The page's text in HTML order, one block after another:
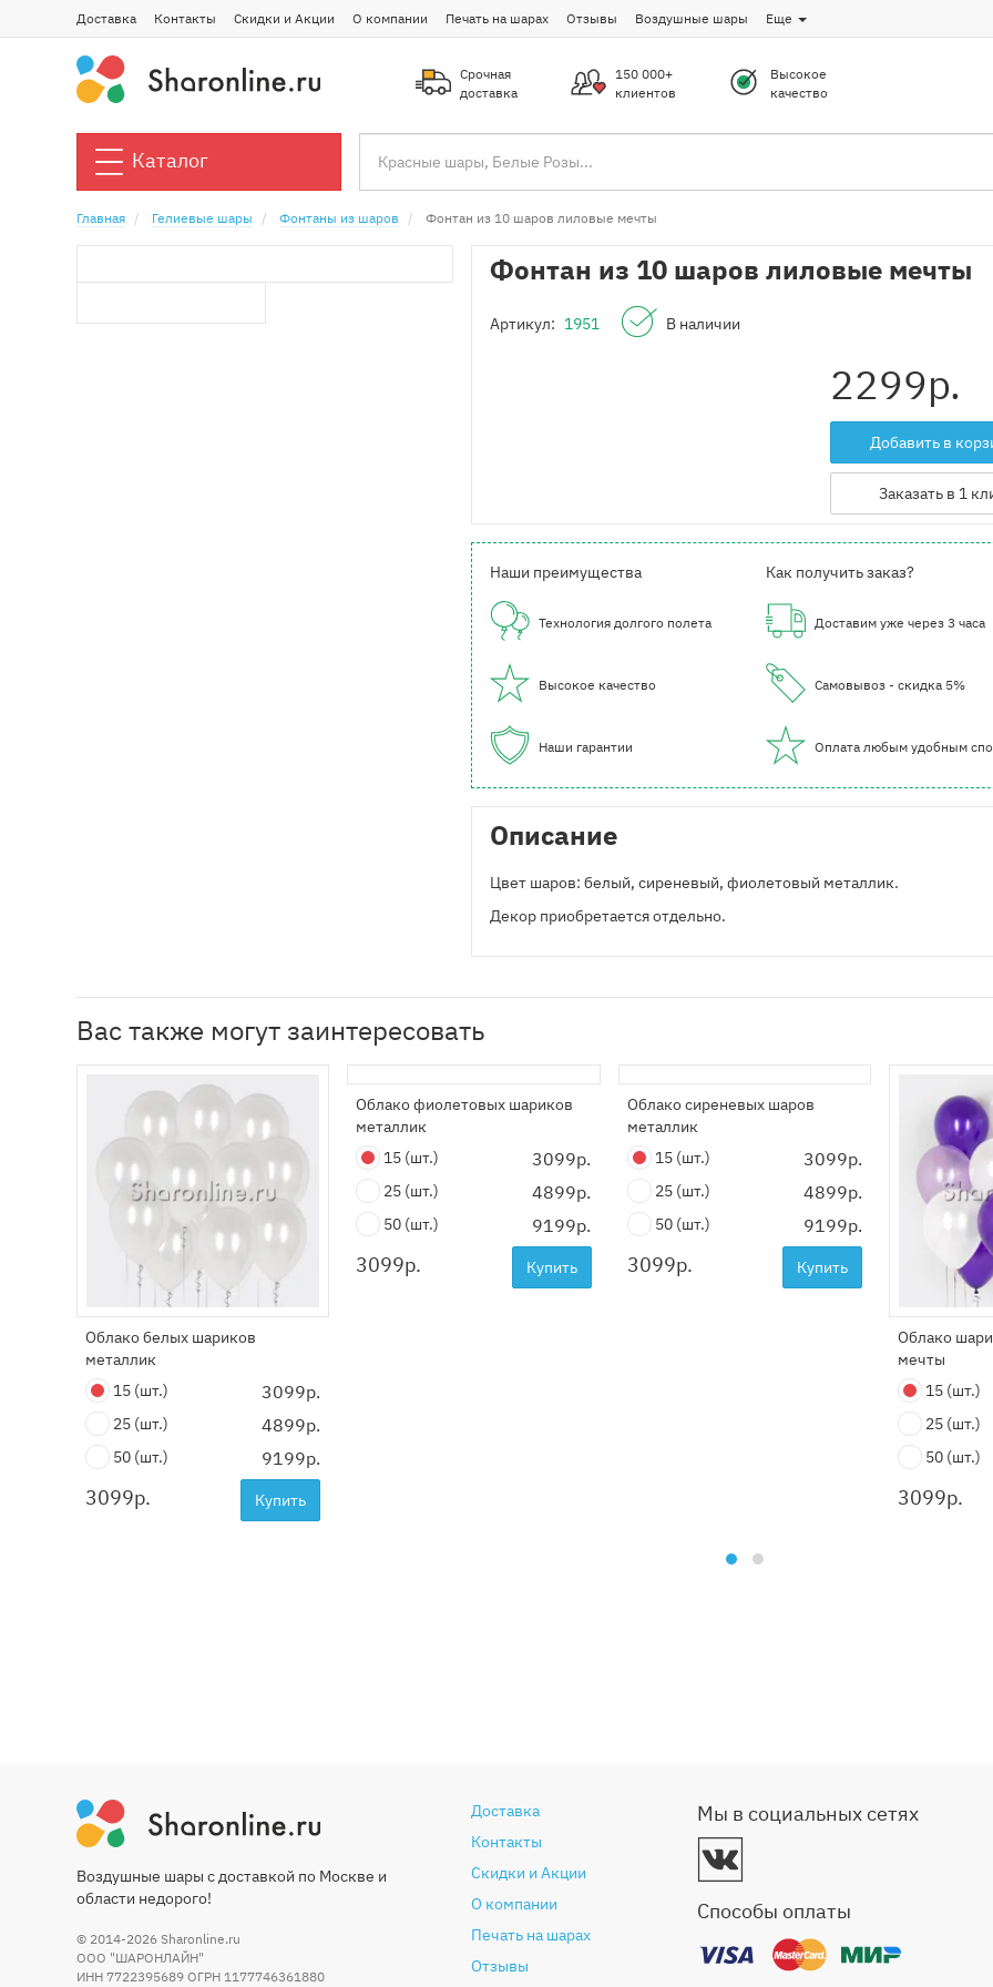
Доставка Контакты Скидки и Акции О компании Печать на шарах Отзывы Воздушные шары Еще
Срочная
доставка
150 000+
клиентов
Высокое
качество
Каталог
Главная Гелиевые шары Фонтаны из шаров Фонтан из 10 шаров лиловые мечты
Фонтан из 10 шаров лиловые мечты
Артикул: 1951 В наличии
2299р.
Добавить в
Заказать в 1
Наши преимущества
Технология долгого полета
Высокое качество
Наши гарантии
Как получить заказ?
Доставим уже через 3 часа
Самовывоз - скидка 5%
Оплата любым удобным
Описание
Цвет шаров: белый, сиреневый, фиолетовый металлик.
Декор приобретается отдельно.
Вас также могут заинтересовать
Облако белых шариков
металлик
15 (шт.) 3099р.
25 (шт.) 4899р.
50 (шт.) 9199р.
3099р. Купить
Облако фиолетовых шариков
металлик
15 (шт.) 3099р.
25 (шт.) 4899р.
50 (шт.) 9199р.
3099р. Купить
Облако сиреневых шаров
металлик
15 (шт.) 3099р.
25 (шт.) 4899р.
50 (шт.) 9199р.
3099р. Купить
Облако
мечты
15 (шт.)
25 (шт.)
50 (шт.)
3099р.
Воздушные шары с доставкой по Москве и
области недорого!
© 2014-2026 Sharonline.ru
ООО "ШАРОНЛАЙН"
ИНН 7722395689 ОГРН 1177746361880
Доставка
Контакты
Скидки и Акции
О компании
Печать на шарах
Отзывы
Мы в социальных сетях
Способы оплаты